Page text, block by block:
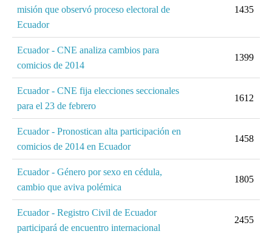
misión que observó proceso electoral de
Ecuador
1435
Ecuador - CNE analiza cambios para
comicios de 2014
1399
Ecuador - CNE fija elecciones seccionales
para el 23 de febrero
1612
Ecuador - Pronostican alta participación en
comicios de 2014 en Ecuador
1458
Ecuador - Género por sexo en cédula,
cambio que aviva polémica
1805
Ecuador - Registro Civil de Ecuador
participará de encuentro internacional
2455